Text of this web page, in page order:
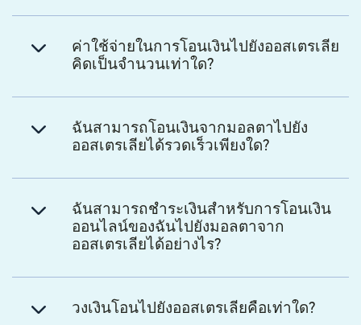
ค่าใช้จ่ายในการโอนเงินไปยังออสเตรเลีย
คิดเป็นจำนวนเท่าใด?
ฉันสามารถโอนเงินจากมอลตาไปยัง
ออสเตรเลียได้รวดเร็วเพียงใด?
ฉันสามารถชำระเงินสำหรับการโอนเงิน
ออนไลน์ของฉันไปยังมอลตาจาก
ออสเตรเลียได้อย่างไร?
วงเงินโอนไปยังออสเตรเลียคือเท่าใด?